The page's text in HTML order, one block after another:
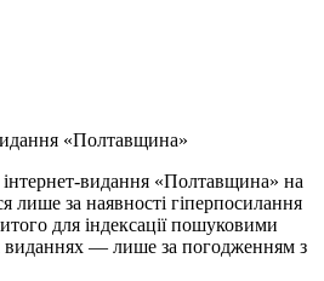
«Полтавщина»
інтернет-видання «Полтавщина» на
лише за наявності гіперпосилання
для індексації пошуковими
виданнях — лише за погодженням з